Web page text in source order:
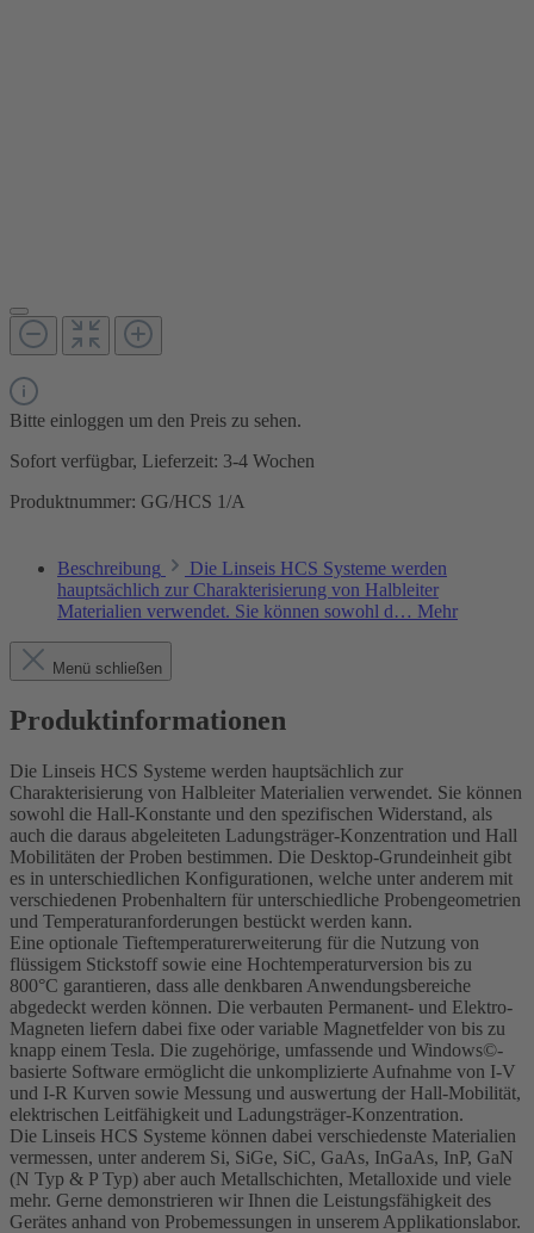
Bitte einloggen um den Preis zu sehen.
Sofort verfügbar, Lieferzeit: 3-4 Wochen
Produktnummer: GG/HCS 1/A
Beschreibung
Die Linseis HCS Systeme werden
hauptsächlich zur Charakterisierung von Halbleiter
Materialien verwendet. Sie können sowohl d… Mehr
Menü schließen
Produktinformationen
Die Linseis HCS Systeme werden hauptsächlich zur
Charakterisierung von Halbleiter Materialien verwendet. Sie können
sowohl die Hall-Konstante und den spezifischen Widerstand, als
auch die daraus abgeleiteten Ladungsträger-Konzentration und Hall
Mobilitäten der Proben bestimmen. Die Desktop-Grundeinheit gibt
es in unterschiedlichen Konfigurationen, welche unter anderem mit
verschiedenen Probenhaltern für unterschiedliche Probengeometrien
und Temperaturanforderungen bestückt werden kann.
Eine optionale Tieftemperaturerweiterung für die Nutzung von
flüssigem Stickstoff sowie eine Hochtemperaturversion bis zu
800°C garantieren, dass alle denkbaren Anwendungsbereiche
abgedeckt werden können. Die verbauten Permanent- und Elektro-
Magneten liefern dabei fixe oder variable Magnetfelder von bis zu
knapp einem Tesla. Die zugehörige, umfassende und Windows©-
basierte Software ermöglicht die unkomplizierte Aufnahme von I-V
und I-R Kurven sowie Messung und auswertung der Hall-Mobilität,
elektrischen Leitfähigkeit und Ladungsträger-Konzentration.
Die Linseis HCS Systeme können dabei verschiedenste Materialien
vermessen, unter anderem Si, SiGe, SiC, GaAs, InGaAs, InP, GaN
(N Typ & P Typ) aber auch Metallschichten, Metalloxide und viele
mehr. Gerne demonstrieren wir Ihnen die Leistungsfähigkeit des
Gerätes anhand von Probemessungen in unserem Applikationslabor.